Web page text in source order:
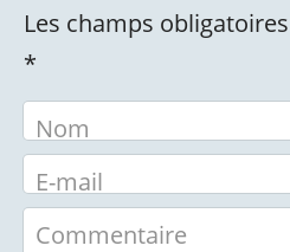
Les champs
*
Nom
E-mail
Commentaire